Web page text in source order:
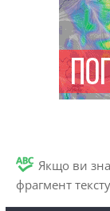
Якщо ви
фрагмент